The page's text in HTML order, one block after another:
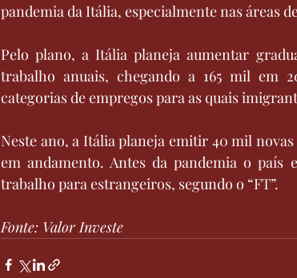
pandemia da Itália, especialmente nas áreas
Pelo plano, a Itália planeja aumentar
trabalho anuais, chegando a 165 mil em
categorias de empregos para as quais
Neste ano, a Itália planeja emitir 40 mil
em andamento. Antes da pandemia o país
trabalho para estrangeiros, segundo o “FT”.
Fonte: Valor Investe